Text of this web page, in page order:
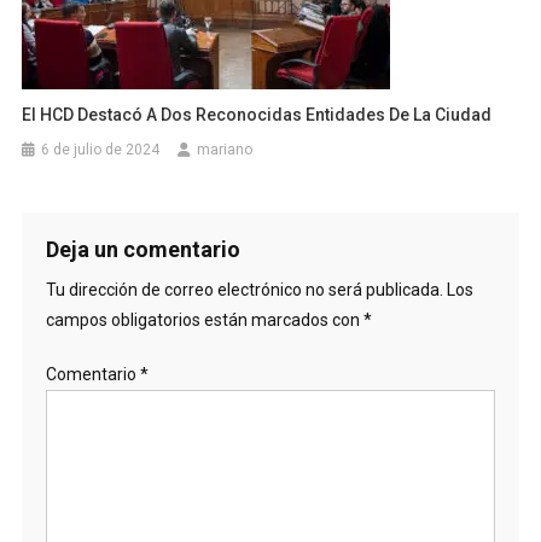
El HCD Destacó A Dos Reconocidas Entidades De La Ciudad
6 de julio de 2024 mariano
Deja un comentario
Tu dirección de correo electrónico no será publicada. Los
campos obligatorios están marcados con *
Comentario *